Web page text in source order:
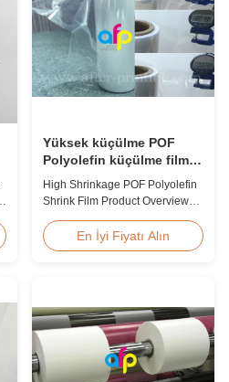
Yüksek küçülme POF
Polyolefin küçülme filmi
12.5mikron 15mikron
19mikron 25mikron
High Shrinkage POF Polyolefin
Shrink Film Product Overview
Polyolefin Shrink Film available
in 12.5micron, 15micron,
Polyolefin POF Heat Shrink
Wrap Film Material: PP + PE
Shrinkage Ratio: Over 60% ...
En İyi Fiyatı Alın